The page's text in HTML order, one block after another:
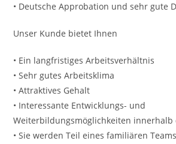
• Deutsche Approbation und sehr gute
Unser Kunde bietet Ihnen
• Ein langfristiges Arbeitsverhältnis
• Sehr gutes Arbeitsklima
• Attraktives Gehalt
• Interessante Entwicklungs- und
Weiterbildungsmöglichkeiten innerhalb
• Sie werden Teil eines familiären